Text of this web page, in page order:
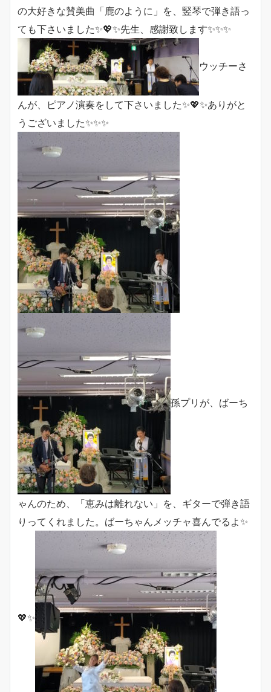
の大好きな賛美曲「鹿のように」を、竪琴で弾き語っ
ても下さいました✨💖✨先生、感謝致します✨✨✨
ウッチーさ
んが、ピアノ演奏をして下さいました✨💖✨ありがと
うございました✨✨✨
孫プリが、ばーち
ゃんのため、「恵みは離れない」を、ギターで弾き語
りってくれました。ばーちゃんメッチャ喜んでるよ✨
💖✨